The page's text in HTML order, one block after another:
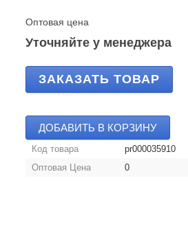
Оптовая цена
Уточняйте у менеджера
ЗАКАЗАТЬ ТОВАР
ДОБАВИТЬ В КОРЗИНУ
Код товара
pr000035910
Оптовая Цена
0